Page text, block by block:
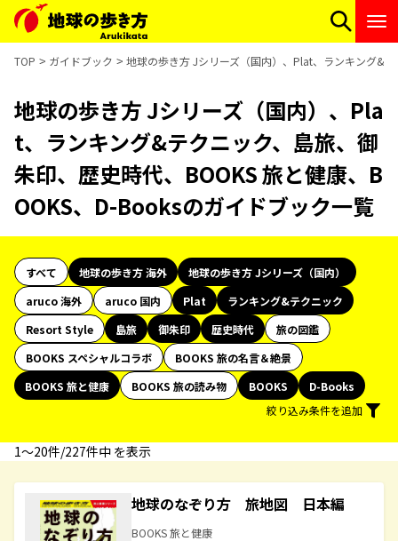
TOP ガイドブック 地球の歩き方 Jシリーズ（国内）、Plat、ランキング&
地球の歩き方 Jシリーズ（国内）、Pla
t、ランキング&テクニック、島旅、御
朱印、歴史時代、BOOKS 旅と健康、B
OOKS、D-Booksのガイドブック一覧
すべて 地球の歩き方 海外
地球の歩き方 Jシリーズ（国内）
aruco 海外
aruco 国内 Plat
ランキング&テクニック
Resort Style
島旅 御朱印 歴史時代
旅の図鑑
BOOKS スペシャルコラボ
BOOKS 旅の名言＆絶景
BOOKS 旅と健康
BOOKS 旅の読み物 BOOKS
D-Books
絞り込み条件を追加
1〜20件/227件中 を表示
地球のなぞり方 旅地図 日本編
BOOKS 旅と健康